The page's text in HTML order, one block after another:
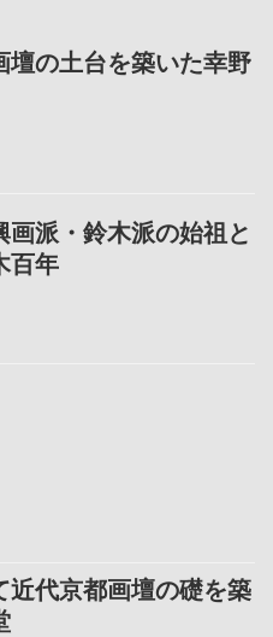
壇の土台を築いた幸野
画派・鈴木派の始祖と
百年
近代京都画壇の礎を築